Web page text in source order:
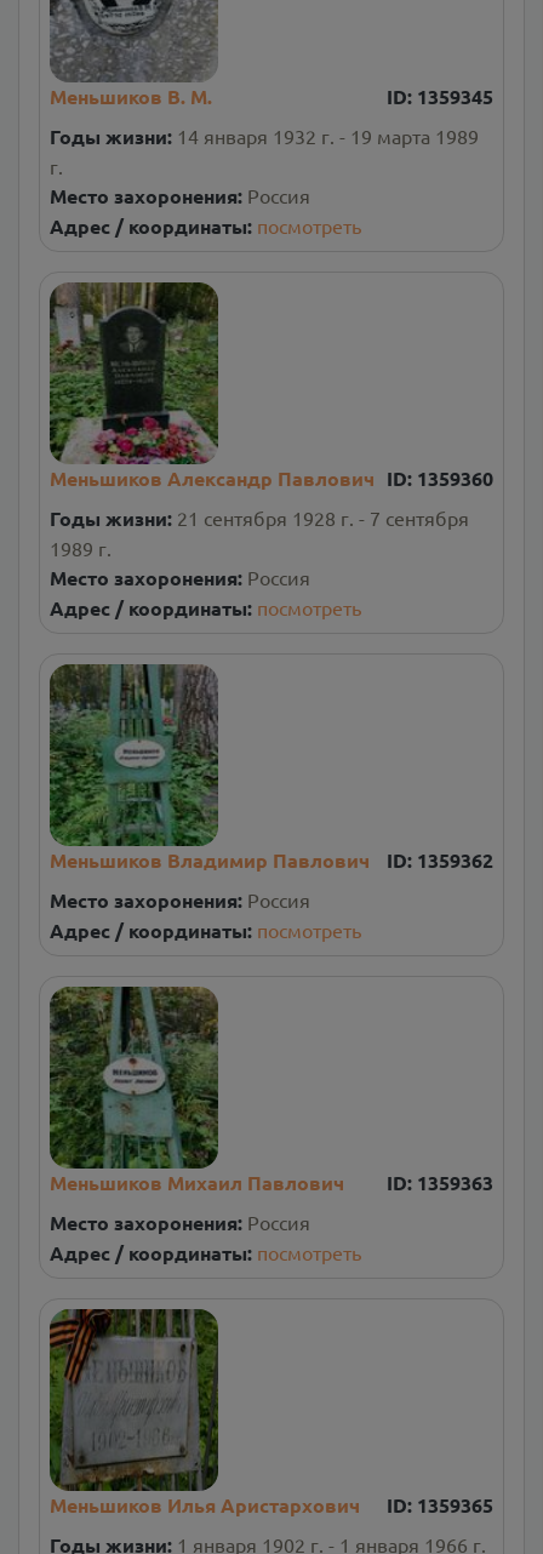
Меньшиков В. М. ID: 1359345
Годы жизни: 14 января 1932 г. - 19 марта 1989
г.
Место захоронения: Россия
Адрес / координаты: посмотреть
Меньшиков Александр Павлович ID: 1359360
Годы жизни: 21 сентября 1928 г. - 7 сентября
1989 г.
Место захоронения: Россия
Адрес / координаты: посмотреть
Меньшиков Владимир Павлович ID: 1359362
Место захоронения: Россия
Адрес / координаты: посмотреть
Меньшиков Михаил Павлович ID: 1359363
Место захоронения: Россия
Адрес / координаты: посмотреть
Меньшиков Илья Аристархович ID: 1359365
Годы жизни: 1 января 1902 г. - 1 января 1966 г.